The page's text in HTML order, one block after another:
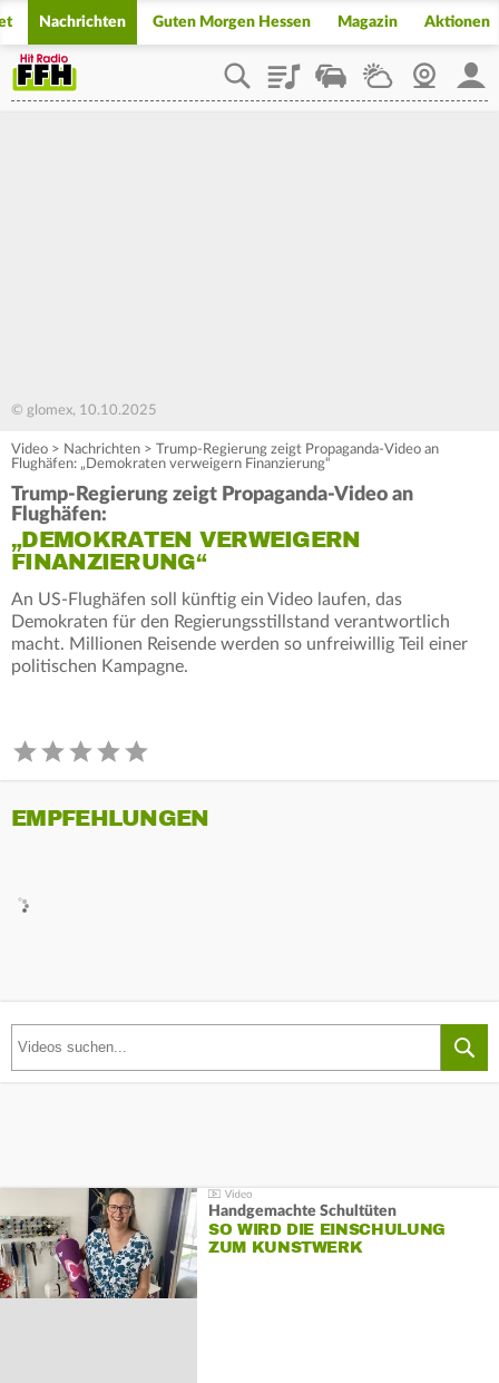
Nachrichten Guten Morgen Hessen Magazin Aktionen
PlaylistStaupilotWetterWebcam
© glomex, 10.10.2025
Video > Nachrichten > Trump-Regierung zeigt Propaganda-Video an
Flughäfen: „Demokraten verweigern Finanzierung“
Trump-Regierung zeigt Propaganda-Video an
Flughäfen:
„DEMOKRATEN VERWEIGERN
FINANZIERUNG“
An US-Flughäfen soll künftig ein Video laufen, das
Demokraten für den Regierungsstillstand verantwortlich
macht. Millionen Reisende werden so unfreiwillig Teil einer
politischen Kampagne.
EMPFEHLUNGEN
Handgemachte Schultüten
SO WIRD DIE EINSCHULUNG
ZUM KUNSTWERK